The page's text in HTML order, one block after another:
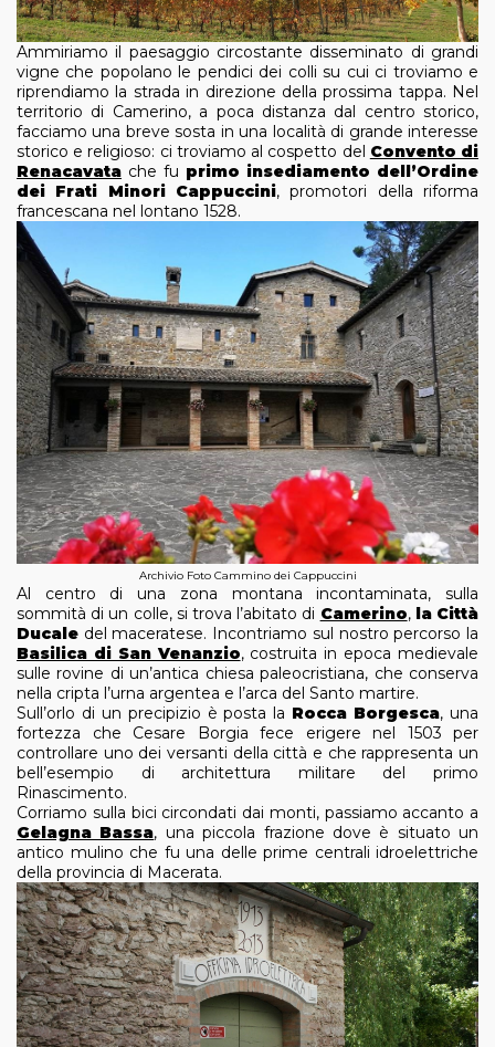
Ammiriamo il paesaggio circostante disseminato di grandi
vigne che popolano le pendici dei colli su cui ci troviamo e
riprendiamo la strada in direzione della prossima tappa. Nel
territorio di Camerino, a poca distanza dal centro storico,
facciamo una breve sosta in una località di grande interesse
storico e religioso: ci troviamo al cospetto del Convento di
Renacavata che fu primo insediamento dell’Ordine
dei Frati Minori Cappuccini, promotori della riforma
francescana nel lontano 1528.
Archivio Foto Cammino dei Cappuccini
Al centro di una zona montana incontaminata, sulla
sommità di un colle, si trova l’abitato di Camerino, la Città
Ducale del maceratese. Incontriamo sul nostro percorso la
Basilica di San Venanzio, costruita in epoca medievale
sulle rovine di un’antica chiesa paleocristiana, che conserva
nella cripta l’urna argentea e l’arca del Santo martire.
Sull’orlo di un precipizio è posta la Rocca Borgesca, una
fortezza che Cesare Borgia fece erigere nel 1503 per
controllare uno dei versanti della città e che rappresenta un
bell’esempio di architettura militare del primo
Rinascimento.
Corriamo sulla bici circondati dai monti, passiamo accanto a
Gelagna Bassa, una piccola frazione dove è situato un
antico mulino che fu una delle prime centrali idroelettriche
della provincia di Macerata.